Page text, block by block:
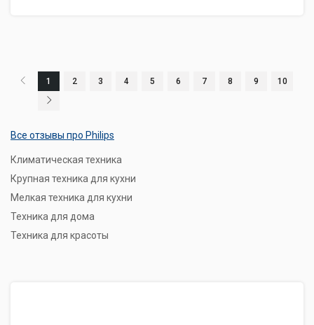
1 2 3 4 5 6 7 8 9 10
Все отзывы про Philips
Климатическая техника
Крупная техника для кухни
Мелкая техника для кухни
Техника для дома
Техника для красоты